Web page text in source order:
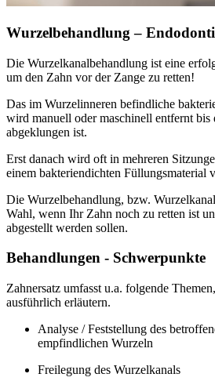
Wurzelbehandlung –
Die Wurzelkanalbehandlung ist eine
um den Zahn vor der Zange zu retten!
Das im Wurzelinneren befindliche
wird manuell oder maschinell entfernt bis
abgeklungen ist.
Erst danach wird oft in mehreren
einem bakteriendichten Füllungsmaterial
Die Wurzelbehandlung, bzw.
Wahl, wenn Ihr Zahn noch zu retten ist
abgestellt werden sollen.
Behandlungen - Schwerpunkte
Zahnersatz umfasst u.a. folgende
ausführlich erläutern.
Analyse / Feststellung des
empfindlichen Wurzeln
Freilegung des Wurzelkanals